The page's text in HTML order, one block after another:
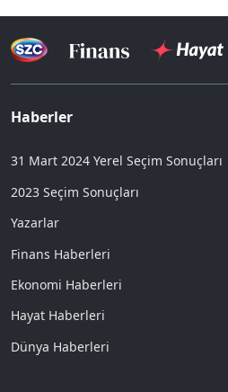
Haberler
31 Mart 2024 Yerel Seçim Sonuçları
2023 Seçim Sonuçları
Yazarlar
Finans Haberleri
Ekonomi Haberleri
Hayat Haberleri
Dünya Haberleri